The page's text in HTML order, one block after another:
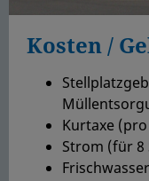
Kosten /
Kurtaxe
Strom (für 8